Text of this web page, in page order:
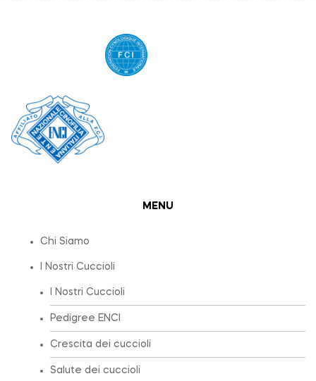
MENU
Chi Siamo
I Nostri Cuccioli
I Nostri Cuccioli
Pedigree ENCI
Crescita dei cuccioli
Salute dei cuccioli